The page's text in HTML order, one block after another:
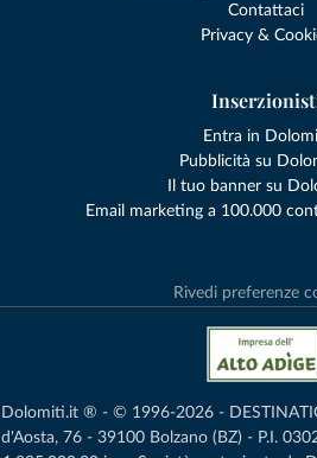
Contattaci
Privacy &
Entra in
Pubblicità su
Il tuo banner su
Email marketing a 100.000
Rivedi preferenze
Dolomiti.it ® - © 1996-2026 -
d'Aosta, 76 - 39100 Bolzano (BZ) - P.I.